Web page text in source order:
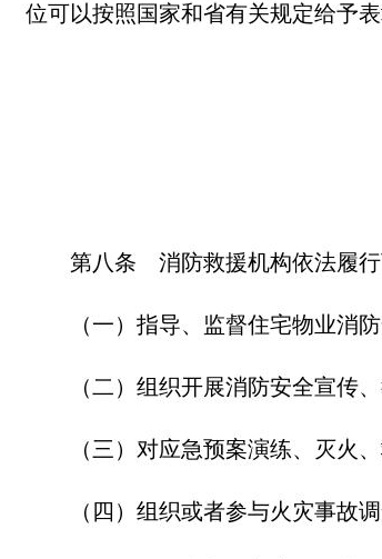
位可以按照国家和省有关规定给予表
第八条 消防救援机构依法履行
（一）指导、监督住宅物业消
（二）组织开展消防安全宣传
（三）对应急预案演练、灭火
（四）组织或者参与火灾事故